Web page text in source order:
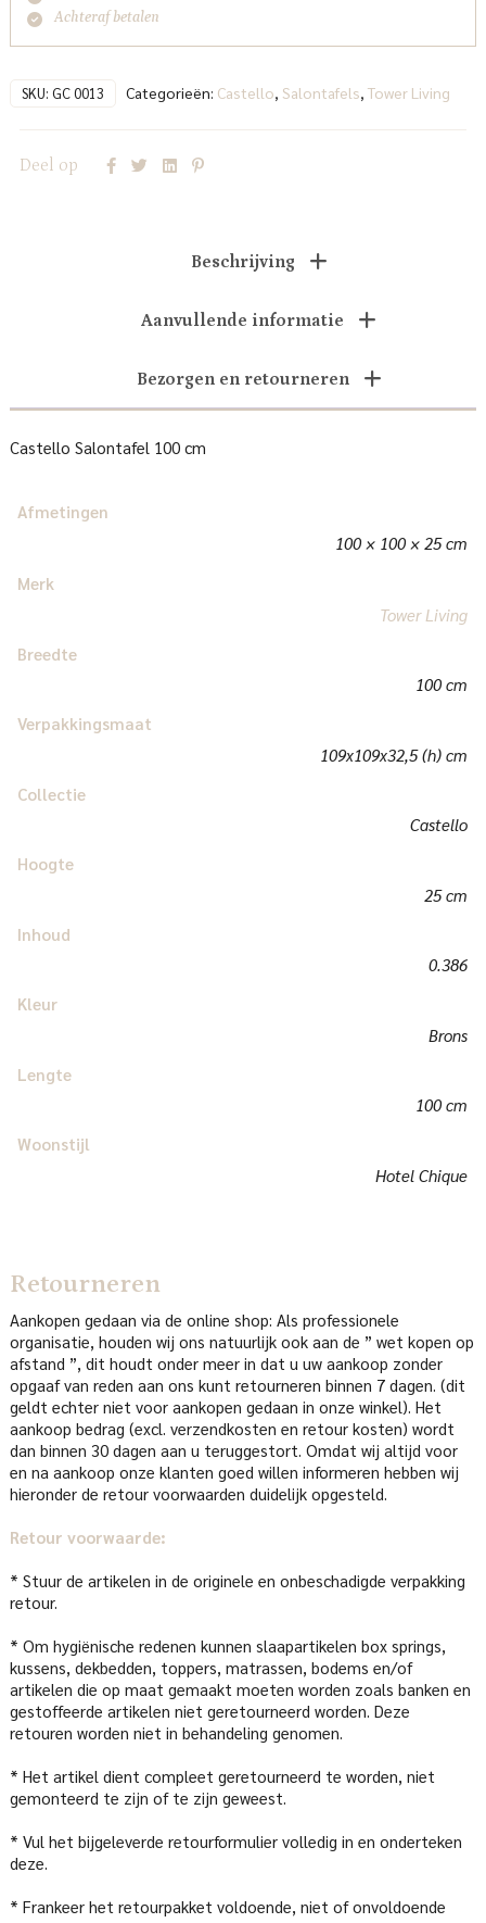
Achteraf betalen
SKU: GC 0013 Categorieën: Castello, Salontafels, Tower Living
Deel op
Beschrijving
Aanvullende informatie
Bezorgen en retourneren
Castello Salontafel 100 cm
Afmetingen
100 × 100 × 25 cm
Merk
Tower Living
Breedte
100 cm
Verpakkingsmaat
109x109x32,5 (h) cm
Collectie
Castello
Hoogte
25 cm
Inhoud
0.386
Kleur
Brons
Lengte
100 cm
Woonstijl
Hotel Chique
Retourneren
Aankopen gedaan via de online shop: Als professionele
organisatie, houden wij ons natuurlijk ook aan de ” wet kopen op
afstand ”, dit houdt onder meer in dat u uw aankoop zonder
opgaaf van reden aan ons kunt retourneren binnen 7 dagen. (dit
geldt echter niet voor aankopen gedaan in onze winkel). Het
aankoop bedrag (excl. verzendkosten en retour kosten) wordt
dan binnen 30 dagen aan u teruggestort. Omdat wij altijd voor
en na aankoop onze klanten goed willen informeren hebben wij
hieronder de retour voorwaarden duidelijk opgesteld.
Retour voorwaarde:
* Stuur de artikelen in de originele en onbeschadigde verpakking
retour.
* Om hygiënische redenen kunnen slaapartikelen box springs,
kussens, dekbedden, toppers, matrassen, bodems en/of
artikelen die op maat gemaakt moeten worden zoals banken en
gestoffeerde artikelen niet geretourneerd worden. Deze
retouren worden niet in behandeling genomen.
* Het artikel dient compleet geretourneerd te worden, niet
gemonteerd te zijn of te zijn geweest.
* Vul het bijgeleverde retourformulier volledig in en onderteken
deze.
* Frankeer het retourpakket voldoende, niet of onvoldoende